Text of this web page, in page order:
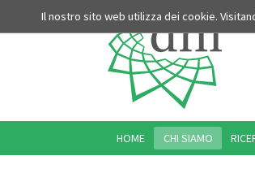
Il nostro sito web utilizza dei cookie.
HOME CHI SIAMO